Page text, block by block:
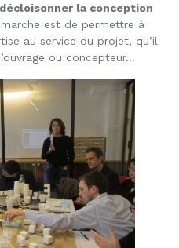
la conception
est de permettre à
au service du projet, qu’il
ou concepteur…